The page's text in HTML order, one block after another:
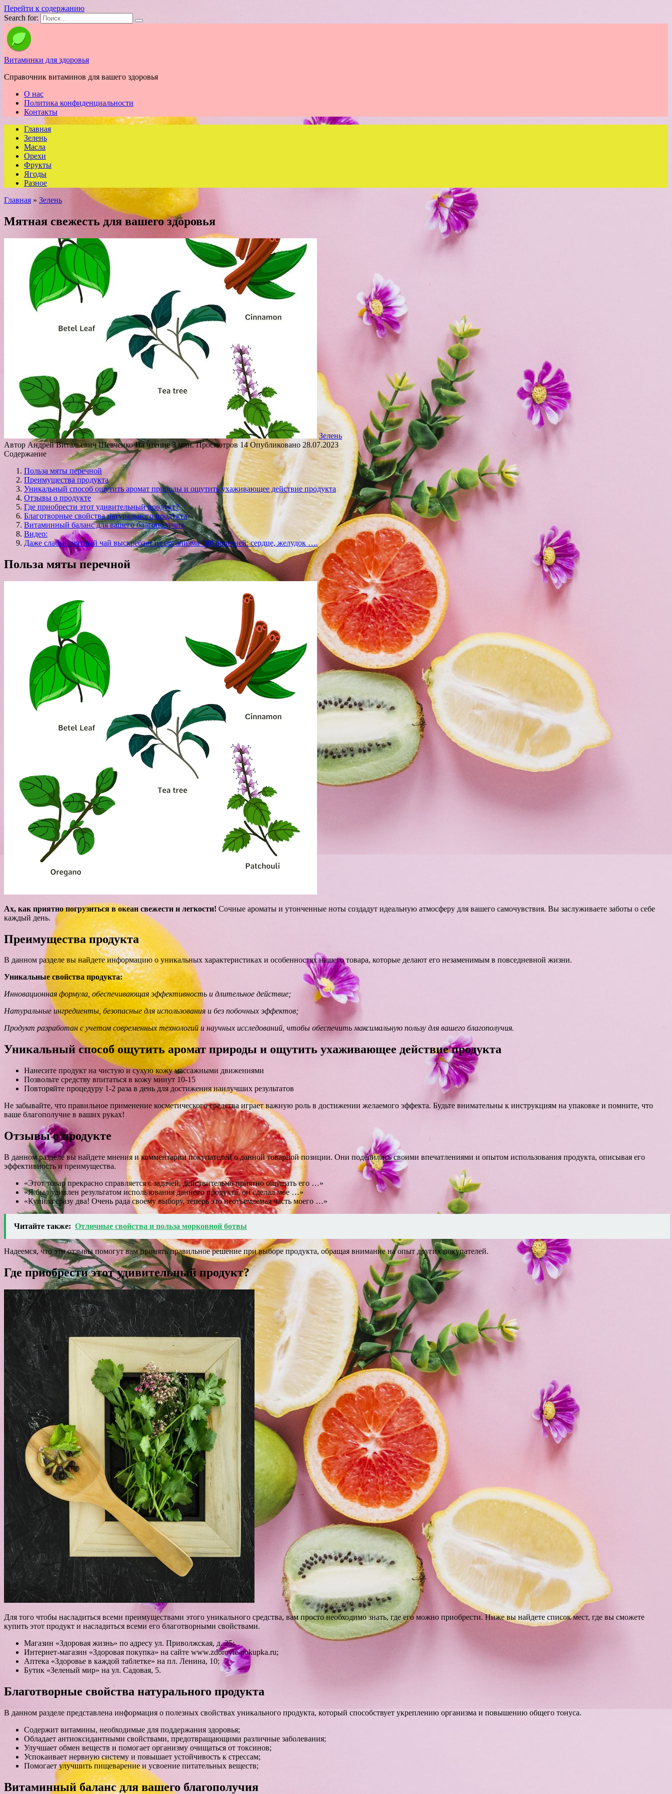
Перейти к содержанию
Search for:
Витаминки для здоровья
Справочник витаминов для вашего здоровья
О нас
Политика конфиденциальности
Контакты
Главная
Зелень
Масла
Орехи
Фрукты
Ягоды
Разное
Главная » Зелень
Мятная свежесть для вашего здоровья
Зелень
Автор Андрей Витальевич Шевченко На чтение3 мин. Просмотров 14 Опубликовано 28.07.2023
Содержание
Польза мяты перечной
Преимущества продукта
Уникальный способ ощутить аромат природы и ощутить ухаживающее действие продукта
Отзывы о продукте
Где приобрести этот удивительный продукт?
Благотворные свойства натурального продукта
Витаминный баланс для вашего благополучия
Видео:
Даже слабый мятный чай выскребает из организма 100 болезней: сердце, желудок ….
Польза мяты перечной
Ах, как приятно погрузиться в океан свежести и легкости! Сочные ароматы и утонченные ноты создадут идеальную атмосферу для вашего самочувствия. Вы заслуживаете заботы о себе
каждый день.
Преимущества продукта
В данном разделе вы найдете информацию о уникальных характеристиках и особенностях нашего товара, которые делают его незаменимым в повседневной жизни.
Уникальные свойства продукта:
Инновационная формула, обеспечивающая эффективность и длительное действие;
Натуральные ингредиенты, безопасные для использования и без побочных эффектов;
Продукт разработан с учетом современных технологий и научных исследований, чтобы обеспечить максимальную пользу для вашего благополучия.
Уникальный способ ощутить аромат природы и ощутить ухаживающее действие продукта
Нанесите продукт на чистую и сухую кожу массажными движениями
Позвольте средству впитаться в кожу минут 10-15
Повторяйте процедуру 1-2 раза в день для достижения наилучших результатов
Не забывайте, что правильное применение косметического средства играет важную роль в достижении желаемого эффекта. Будьте внимательны к инструкциям на упаковке и помните, что
ваше благополучие в ваших руках!
Отзывы о продукте
В данном разделе вы найдете мнения и комментарии покупателей о данной товарной позиции. Они поделились своими впечатлениями и опытом использования продукта, описывая его
эффективность и преимущества.
«Этот товар прекрасно справляется с задачей, действительно приятно ощущать его …»
«Я был удивлен результатом использования данного продукта, он сделал мое …»
«Купила сразу два! Очень рада своему выбору, теперь это неотъемлемая часть моего …»
Читайте также: Отличные свойства и польза морковной ботвы
Надеемся, что эти отзывы помогут вам принять правильное решение при выборе продукта, обращая внимание на опыт других покупателей.
Где приобрести этот удивительный продукт?
Для того чтобы насладиться всеми преимуществами этого уникального средства, вам просто необходимо знать, где его можно приобрести. Ниже вы найдете список мест, где вы сможете
купить этот продукт и насладиться всеми его благотворными свойствами.
Магазин «Здоровая жизнь» по адресу ул. Приволжская, д. 25;
Интернет-магазин «Здоровая покупка» на сайте www.zdorovie-pokupka.ru;
Аптека «Здоровье в каждой таблетке» на пл. Ленина, 10;
Бутик «Зеленый мир» на ул. Садовая, 5.
Благотворные свойства натурального продукта
В данном разделе представлена информация о полезных свойствах уникального продукта, который способствует укреплению организма и повышению общего тонуса.
Содержит витамины, необходимые для поддержания здоровья;
Обладает антиоксидантными свойствами, предотвращающими различные заболевания;
Улучшает обмен веществ и помогает организму очищаться от токсинов;
Успокаивает нервную систему и повышает устойчивость к стрессам;
Помогает улучшить пищеварение и усвоение питательных веществ;
Витаминный баланс для вашего благополучия